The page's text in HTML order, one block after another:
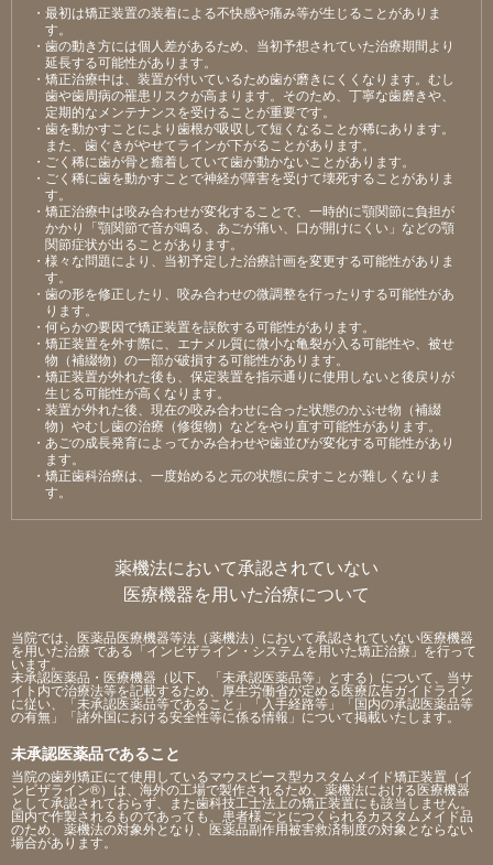
・最初は矯正装置の装着による不快感や痛み等が⽣じることがありま
す。
・⻭の動き⽅には個⼈差があるため、当初予想されていた治療期間より
延⻑する可能性があります。
・矯正治療中は、装置が付いているため⻭が磨きにくくなります。むし
⻭や⻭周病の罹患リスクが⾼まります。そのため、丁寧な⻭磨きや、
定期的なメンテナンスを受けることが重要です。
・⻭を動かすことにより⻭根が吸収して短くなることが稀にあります。
また、⻭ぐきがやせてラインが下がることがあります。
・ごく稀に⻭が⾻と癒着していて⻭が動かないことがあります。
・ごく稀に⻭を動かすことで神経が障害を受けて壊死することがありま
す。
・矯正治療中は咬み合わせが変化することで、⼀時的に顎関節に負担が
かかり「顎関節で⾳が鳴る、あごが痛い、⼝が開けにくい」などの顎
関節症状が出ることがあります。
・様々な問題により、当初予定した治療計画を変更する可能性がありま
す。
・⻭の形を修正したり、咬み合わせの微調整を⾏ったりする可能性があ
ります。
・何らかの要因で矯正装置を誤飲する可能性があります。
・矯正装置を外す際に、エナメル質に微⼩な⻲裂が⼊る可能性や、被せ
物（補綴物）の⼀部が破損する可能性があります。
・矯正装置が外れた後も、保定装置を指⽰通りに使⽤しないと後戻りが
⽣じる可能性が⾼くなります。
・装置が外れた後、現在の咬み合わせに合った状態のかぶせ物（補綴
物）やむし⻭の治療（修復物）などをやり直す可能性があります。
・あごの成⻑発育によってかみ合わせや⻭並びが変化する可能性があり
ます。
・矯正⻭科治療は、⼀度始めると元の状態に戻すことが難しくなりま
す。
薬機法において承認されていない
医療機器を用いた治療について
当院では、医薬品医療機器等法（薬機法）において承認されていない医療機器
を用いた治療 である「インビザライン・システムを用いた矯正治療」を行って
います。
未承認医薬品・医療機器（以下、「未承認医薬品等」とする）について、当サ
イト内で治療法等を記載するため、厚生労働省が定める医療広告ガイドライン
に従い、「未承認医薬品等であること」「入手経路等」「国内の承認医薬品等
の有無」「諸外国における安全性等に係る情報」について掲載いたします。
未承認医薬品であること
当院の歯列矯正にて使用しているマウスピース型カスタムメイド矯正装置（イ
ンビザライン®）は、海外の工場で製作されるため、薬機法における医療機器
として承認されておらず、また歯科技工士法上の矯正装置にも該当しません。
国内で作製されるものであっても、患者様ごとにつくられるカスタムメイド品
のため、薬機法の対象外となり、医薬品副作用被害救済制度の対象とならない
場合があります。